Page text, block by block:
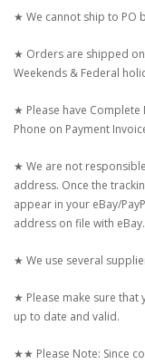
★ We cannot ship to PO
★ Orders are shipped
Weekends & Federal
★ Please have
Phone on Payment
★ We are not
address. Once the
appear in your eBay/
address on file with eBay.
★ We use several
★ Please make sure that
up to date and valid.
★★ Please Note: Since